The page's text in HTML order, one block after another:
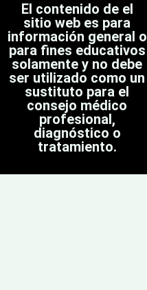
El contenido de el
sitio web es para
información general o
para fines educativos
solamente y no debe
ser utilizado como un
sustituto para el
consejo médico
profesional,
diagnóstico o
tratamiento.